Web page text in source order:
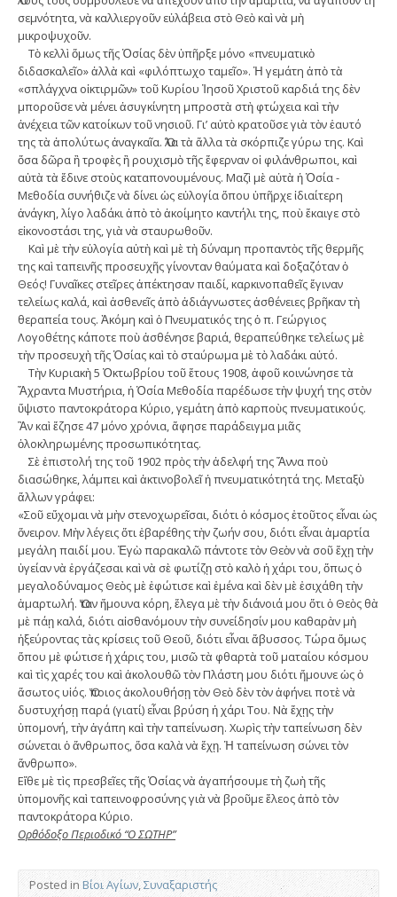
σεμνότητα, νὰ καλλιεργοῦν εὐλάβεια στὸ Θεὸ καὶ νὰ μὴ
μικροψυχοῦν.
Τὸ κελλὶ ὅμως τῆς Ὁσίας δὲν ὑπῆρξε μόνο «πνευματικὸ
διδασκαλεῖο» ἀλλὰ καὶ «φιλόπτωχο ταμεῖο». Ἡ γεμάτη ἀπὸ τὰ
«σπλάγχνα οἰκτιρμῶν» τοῦ Κυρίου Ἰησοῦ Χριστοῦ καρδιά της δὲν
μποροῦσε νὰ μένει ἀσυγκίνητη μπροστὰ στὴ φτώχεια καὶ τὴν
ἀνέχεια τῶν κατοίκων τοῦ νη­σιοῦ. Γι’ αὐτὸ κρατοῦσε γιὰ τὸν ἑαυτό
της τὰ ἀπολύτως ἀναγκαῖα. Ὅλα τὰ ἄλλα τὰ σκόρπιζε γύρω της. Καὶ
ὅσα δῶρα ἢ τροφὲς ἢ ρουχισμὸ τῆς ἔφερναν οἱ φιλάνθρωποι, καὶ
αὐτὰ τὰ ἔδινε στοὺς καταπονουμένους. Μαζὶ μὲ αὐτὰ ἡ Ὁσία ­
Μεθοδία συνήθιζε νὰ δίνει ὡς εὐλογία ὅπου ὑπῆρχε ἰδιαίτερη
ἀνάγκη, λίγο λαδάκι ἀ­­­πὸ τὸ ἀκοίμητο καντήλι της, ποὺ ἔκαιγε στὸ
εἰκονοστάσι της, γιὰ νὰ σταυρωθοῦν.
Καὶ μὲ τὴν εὐλογία αὐτὴ καὶ μὲ τὴ δύναμη προπαντὸς τῆς θερμῆς
της καὶ ταπεινῆς προσευχῆς γίνονταν θαύματα καὶ δοξαζόταν ὁ
Θεός! Γυναῖκες στεῖρες ἀπέκτησαν παιδί, καρκινοπαθεῖς ἔγιναν
τελείως καλά, καὶ ἀσθενεῖς ἀπὸ ἀδιάγνωστες ἀσθένειες βρῆκαν τὴ
θεραπεία τους. Ἀκόμη καὶ ὁ Πνευματικός της ὁ π. Γεώργιος
Λογοθέτης κάποτε ποὺ ἀσθένησε βαριά, θεραπεύθηκε τελείως μὲ
τὴν προσευχὴ τῆς Ὁσίας καὶ τὸ σταύρωμα μὲ τὸ λαδάκι αὐτό.
Τὴν Κυριακὴ 5 Ὀκτωβρίου τοῦ ἔτους 1908, ἀφοῦ κοινώνησε τὰ
Ἄχραντα Μυστήρια, ἡ Ὁσία Μεθοδία παρέδωσε τὴν ψυχή της στὸν
ὕψιστο ­παντοκράτορα Κύριο, γεμάτη ἀπὸ καρποὺς ­πνευματικούς.
Ἂν καὶ ἔζησε 47 μόνο χρόνια, ἄφησε παράδειγμα μιᾶς
ὁλοκληρωμένης προσωπικότητας.
Σὲ ἐπιστολή της τοῦ 1902 πρὸς τὴν ἀ­­­δελφή της Ἄννα ποὺ
διασώθηκε, λά­μπει καὶ ἀκτινοβολεῖ ἡ πνευματικότητά της. Με­ταξὺ
ἄλλων γράφει:
«Σοῦ εὔχομαι νὰ μὴν στενοχωρεῖσαι, διότι ὁ κόσμος ἐτοῦτος εἶναι ὡς
ὄνειρον. Μὴν λέγεις ὅτι ἐβαρέθης τὴν ζωήν σου, διότι εἶναι ἁ­μαρτία
μεγά­λη παιδί μου. Ἐγὼ παρακαλῶ πάντοτε τὸν Θεὸν νὰ σοῦ ἔχῃ τὴν
ὑγείαν νὰ ἐργάζεσαι καὶ νὰ σὲ φωτίζῃ στὸ καλὸ ἡ χάρι του, ὅπως ὁ
μεγαλοδύναμος Θεὸς μὲ ἐφώτισε καὶ ἐμένα καὶ δὲν μὲ ἐσιχάθη τὴν
ἁμαρτωλή. Ὅταν ἤμουνα κόρη, ἔλεγα μὲ τὴν διάνοιά μου ὅτι ὁ Θεὸς θὰ
μὲ πάῃ καλά, διότι αἰσθανόμουν τὴν συνείδησίν μου καθαρὰν μὴ
ἠξεύροντας τὰς κρίσεις τοῦ Θεοῦ, διότι εἶναι ἄβυσσος. Τώρα ὅμως
ὅπου μὲ φώτισε ἡ χάρις του, μισῶ τὰ φθαρτὰ τοῦ ματαίου κόσμου
καὶ τὶς χαρές του καὶ ἀκολουθῶ τὸν Πλάστη μου διότι ἤμουνε ὡς ὁ
ἄσωτος υἱός. Ὅποιος ἀκολουθήσῃ τὸν Θεὸ δὲν τὸν ἀφήνει ποτὲ νὰ
δυστυχήσῃ παρά (γιατί) εἶναι βρύση ἡ χάρι Του. Νὰ ἔχῃς τὴν
ὑπομονή, τὴν ἀγάπη καὶ τὴν ταπείνωση. Χωρὶς τὴν ταπείνωση δὲν
σώνεται ὁ ἄνθρωπος, ὅσα καλὰ νὰ ἔχῃ. Ἡ ταπείνωση σώνει τὸν
ἄνθρωπο».
Εἴθε μὲ τὶς πρεσβεῖες τῆς Ὁσίας νὰ ἀγαπήσουμε τὴ ζωὴ τῆς
ὑπομονῆς καὶ ταπεινοφροσύνης γιὰ νὰ βροῦμε ἔλεος ἀπὸ τὸν
παντοκράτορα Κύριο.
Ορθόδοξο Περιοδικό “Ο ΣΩΤΗΡ”
Posted in Βίοι Αγίων,Συναξαριστής